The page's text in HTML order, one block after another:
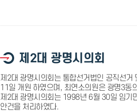
제2대 광명시의회
제2대 광명시의회는 통합선거법인 공직선
11일 개원 하였으며, 최연소의원은 광명3
제2대 광명시의회는 1998년 6월 30일 임기
안건을 처리하였다.